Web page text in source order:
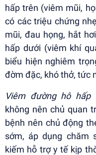
hấp trên (viêm mũi,
có các triệu chứng
mũi, đau họng, hắt
hấp dưới (viêm khí
biểu hiện nghiêm
đờm đặc, khó thở, tức
Viêm đường hô hấp
không nên chủ quan
bệnh nên chủ động
sớm, áp dụng chăm
kiếm hỗ trợ y tế kịp